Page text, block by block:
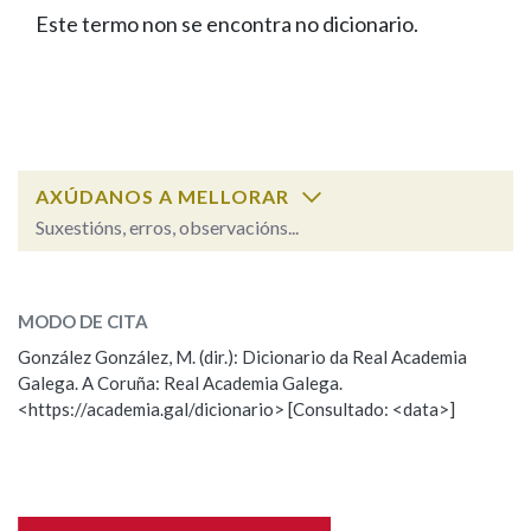
FIGURAS HOMENAXEADAS
PORTAL DAS PALABRAS
Facebook
TwitterYoutubeInstagram
Bluesky
BUSCAR NOS LEMAS
Remata por
BUSCAR NO CONTIDO
Nas definicións
Este termo non se encontra no dicionario.
AXÚDANOS A MELLORAR
Suxestións, erros, observacións...
Observación
Nome
MODO DE CITA
González González, M. (dir.): Dicionario da Real Academia
Galega. A Coruña: Real Academia Galega.
<https://academia.gal/dicionario> [Consultado: <data>]